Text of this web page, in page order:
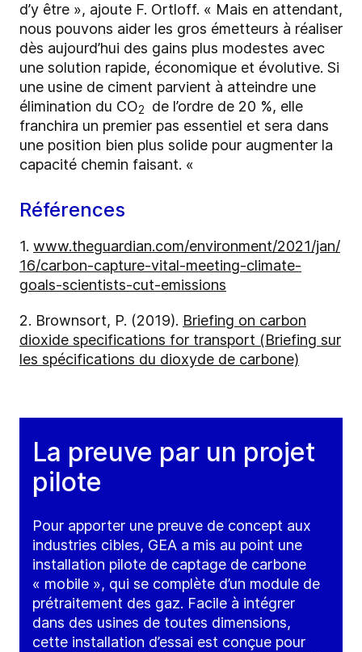
d’y être », ajoute F. Ortloff. « Mais en attendant,
nous pouvons aider les gros émetteurs à réaliser
dès aujourd’hui des gains plus modestes avec
une solution rapide, économique et évolutive. Si
une usine de ciment parvient à atteindre une
élimination du CO2
de l’ordre de 20 %, elle
franchira un premier pas essentiel et sera dans
une position bien plus solide pour augmenter la
capacité chemin faisant. «
Références
1. www.theguardian.com/environment/2021/jan/
16/carbon-capture-vital-meeting-climate-
goals-scientists-cut-emissions
2. Brownsort, P. (2019). Briefing on carbon
dioxide specifications for transport (Briefing sur
les spécifications du dioxyde de carbone)
La preuve par un projet
pilote
Pour apporter une preuve de concept aux
industries cibles, GEA a mis au point une
installation pilote de captage de carbone
« mobile », qui se complète d’un module de
prétraitement des gaz. Facile à intégrer
dans des usines de toutes dimensions,
cette installation d’essai est conçue pour